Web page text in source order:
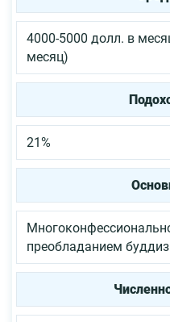
4000-5000 долл. в
месяц)
21%
преобладанием